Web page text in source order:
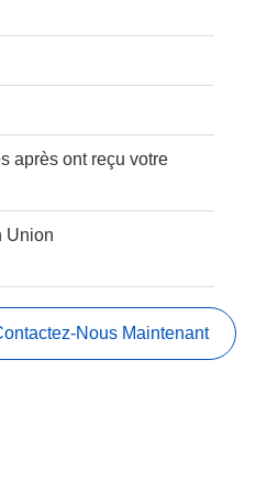
après ont reçu votre
Union
Nous Maintenant